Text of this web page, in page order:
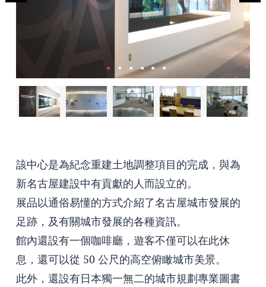
該中心是為紀念重建土地調整項目的完成，與為
新名古屋建設中有貢獻的人而設立的。
展品以通俗易懂的方式介紹了名古屋城市發展的
足跡，及有關城市發展的各種資訊。
館內還設有一個咖啡廳，遊客不僅可以在此休
息，還可以從 50 公尺的高空俯瞰城市美景。
此外，還設有日本獨一無二的城市規劃專業圖書